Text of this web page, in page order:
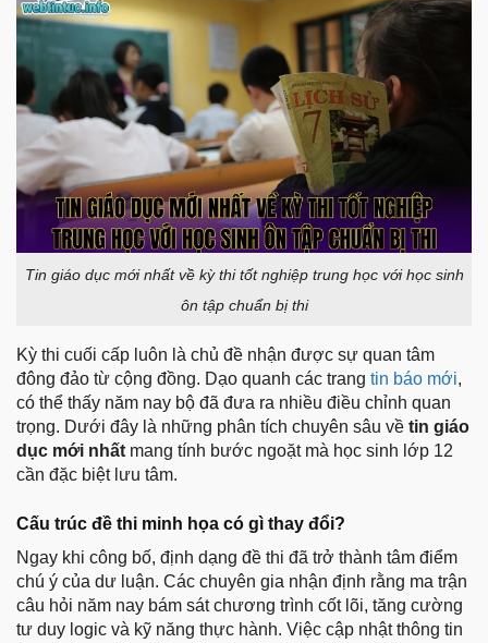
Tin giáo dục mới nhất về kỳ thi tốt nghiệp trung học với học sinh
ôn tập chuẩn bị thi
Kỳ thi cuối cấp luôn là chủ đề nhận được sự quan tâm
đông đảo từ cộng đồng. Dạo quanh các trang tin báo mới,
có thể thấy năm nay bộ đã đưa ra nhiều điều chỉnh quan
trọng. Dưới đây là những phân tích chuyên sâu về tin giáo
dục mới nhấtmang tính bước ngoặt mà học sinh lớp 12
cần đặc biệt lưu tâm.
Cấu trúc đề thi minh họa có gì thay đổi?
Ngay khi công bố, định dạng đề thi đã trở thành tâm điểm
chú ý của dư luận. Các chuyên gia nhận định rằng ma trận
câu hỏi năm nay bám sát chương trình cốt lõi, tăng cường
tư duy logic và kỹ năng thực hành. Việc cập nhật thông tin